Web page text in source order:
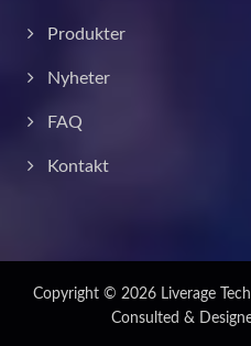
Produkter
Nyheter
FAQ
Kontakt
Copyright © 2026 Liverage
Consulted &